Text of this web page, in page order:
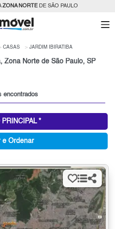
ZONA NORTEDE SÃO PAULO
CASAS JARDIM IBIRATIBA
Zona Norte de São Paulo, SP
encontrados
*
e Ordenar